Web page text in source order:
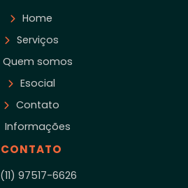
Home
Serviços
Quem somos
Esocial
Contato
Informações
CONTATO
(11) 97517-6626